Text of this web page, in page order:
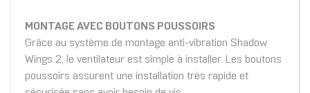
MONTAGE AVEC BOUTONS POUSSOIRS
Grâce au système de montage anti-vibration Shadow
Wings 2, le ventilateur est simple à installer. Les boutons
poussoirs assurent une installation très rapide et